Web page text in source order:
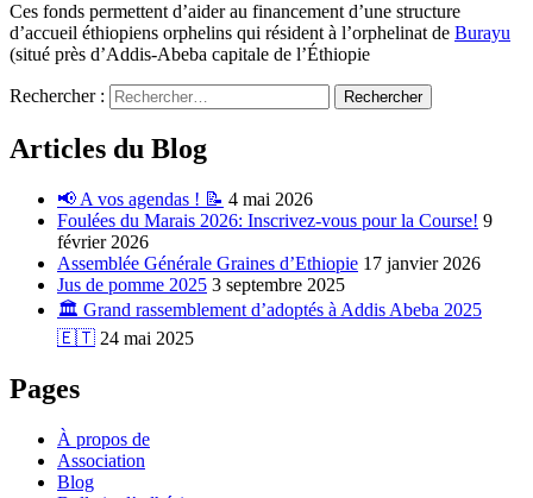
Ces fonds permettent d’aider au financement d’une structure
d’accueil éthiopiens orphelins qui résident à l’orphelinat de Burayu
(situé près d’Addis-Abeba capitale de l’Éthiopie
Rechercher :
Articles du Blog
📢 A vos agendas ! 📝 4 mai 2026
Foulées du Marais 2026: Inscrivez-vous pour la Course! 9
février 2026
Assemblée Générale Graines d’Ethiopie 17 janvier 2026
Jus de pomme 2025 3 septembre 2025
🏛️ Grand rassemblement d’adoptés à Addis Abeba 2025
🇪🇹 24 mai 2025
Pages
À propos de
Association
Blog